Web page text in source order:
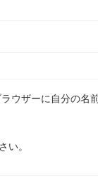
ウザーに自分の名
い。